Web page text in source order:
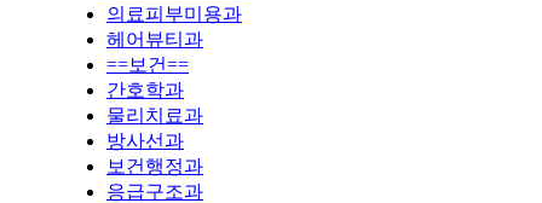
의료피부미용과
헤어뷰티과
==보건==
간호학과
물리치료과
방사선과
보건행정과
응급구조과